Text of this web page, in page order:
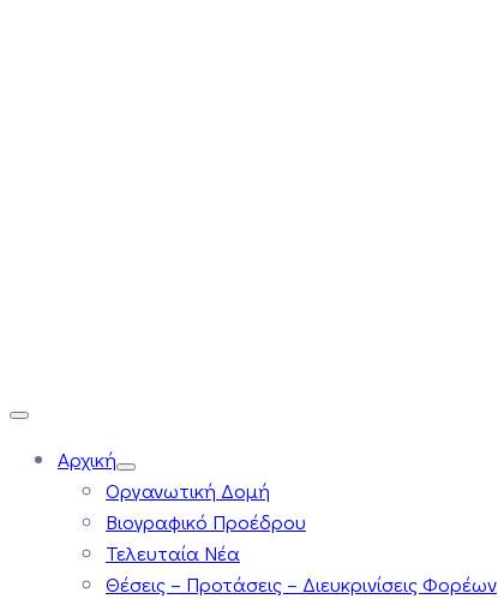
Αρχική
Οργανωτική Δομή
Βιογραφικό Προέδρου
Τελευταία Νέα
Θέσεις – Προτάσεις – Διευκρινίσεις Φορέων